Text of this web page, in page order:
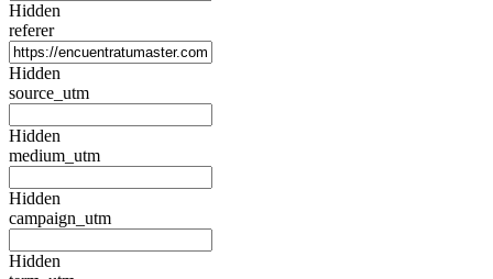
Hidden
referer
Hidden
source_utm
Hidden
medium_utm
Hidden
campaign_utm
Hidden